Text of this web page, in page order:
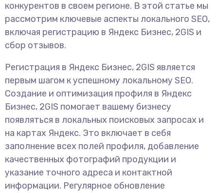
конкурентов в своем регионе. В этой статье мы
рассмотрим ключевые аспекты локального SEO,
включая регистрацию в Яндекс Бизнес, 2GIS и
сбор отзывов.
Регистрация в Яндекс Бизнес, 2GIS является
первым шагом к успешному локальному SEO.
Создание и оптимизация профиля в Яндекс
Бизнес, 2GIS помогает вашему бизнесу
появляться в локальных поисковых запросах и
на картах Яндекс. Это включает в себя
заполнение всех полей профиля, добавление
качественных фотографий продукции и
указание точного адреса и контактной
информации. Регулярное обновление